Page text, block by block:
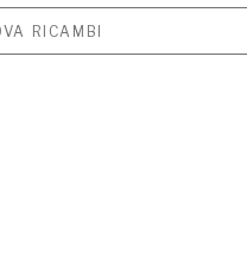
RICAMBI